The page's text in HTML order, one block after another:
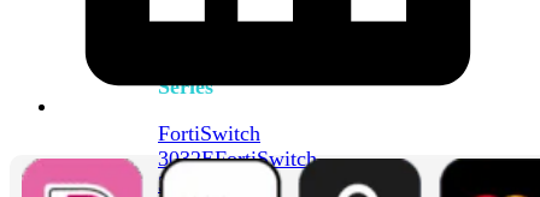
Series
FortiSwitch
3032EFortiSwitch
3032G